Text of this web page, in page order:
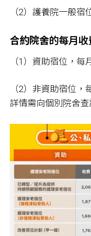
（2）護養院一般
合約院舍的每月收
（1）資助宿位，每
（2）非資助宿位，
詳情需向個別院舍查